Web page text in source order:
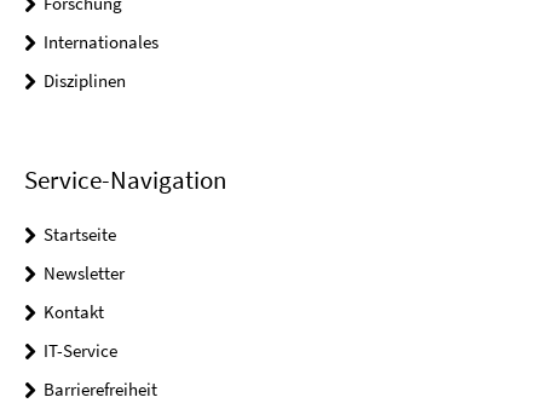
Internationales
Disziplinen
Service-Navigation
Startseite
Newsletter
Kontakt
IT-Service
Barrierefreiheit